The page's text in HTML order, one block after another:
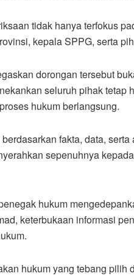
tidak hanya terfokus
kepala SPPG, serta
dorongan tersebut
seluruh pihak tetap
hukum berlangsung.
fakta, data,
sepenuhnya
hukum
keterbukaan informasi
hukum yang tebang